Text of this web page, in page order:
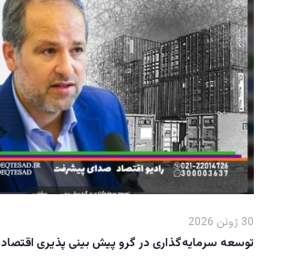
30 ژوئن 2026
توسعه سرمایه‌گذاری در گرو پیش بینی پذیری اقتصاد